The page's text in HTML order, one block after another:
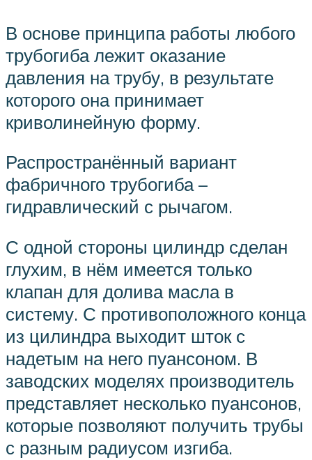
В основе принципа работы любого
трубогиба лежит оказание
давления на трубу, в результате
которого она принимает
криволинейную форму.
Распространённый вариант
фабричного трубогиба –
гидравлический с рычагом.
С одной стороны цилиндр сделан
глухим, в нём имеется только
клапан для долива масла в
систему. С противоположного конца
из цилиндра выходит шток с
надетым на него пуансоном. В
заводских моделях производитель
представляет несколько пуансонов,
которые позволяют получить трубы
с разным радиусом изгиба.